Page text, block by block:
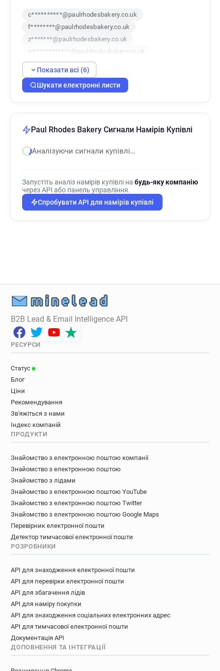
c**********@paulrhodesbakery.co.uk
f********@paulrhodesbakery.co.uk
z*******@paulrhodesbakery.co.uk
m************@paulrhodesbakery.co.uk
m******@paulrhodesbakery.co.uk
v********@paulrhodesbakery.co.uk
Показати всі (6)
Шукати електронні листи
Paul Rhodes Bakery Сигнали Намірів Купівлі
Аналізуючи сигнали купівлі…
Запустіть аналіз намірів купівлі на будь-яку компанію
через API або панель управління.
Спробувати API для намірів купівлі
B2B Lead & Email Intelligence API
РЕСУРСИ
Статус
Блог
Ціни
Рекомендування
Зв'яжіться з нами
Індекс компаній
ПРОДУКТИ
Знайомство з електронною поштою компанії
Знайомство з електронною поштою
Знайомство з лідами
Знайомство з електронною поштою YouTube
Знайомство з електронною поштою Twitter
Знайомство з електронною поштою Google Maps
Перевірник електронної пошти
Детектор тимчасової електронної пошти
РОЗРОБНИКИ
API для знаходження електронної пошти
API для перевірки електронної пошти
API для збагачення лідів
API для наміру покупки
API для знаходження соціальних електронних адрес
API для тимчасової електронної пошти
Документація API
ДОПОВНЕННЯ ТА ІНТЕГРАЦІЇ